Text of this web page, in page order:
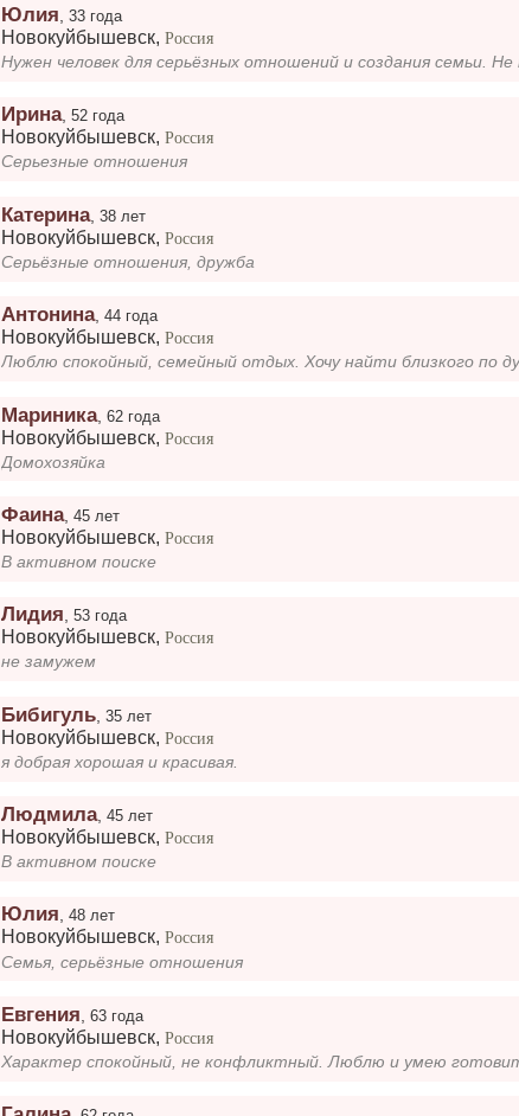
Юлия ,33 года
Новокуйбышевск,Россия
Нужен человек для серьёзных отношений и создания семьи.
Ирина,52 года
Новокуйбышевск,Россия
Серьезные отношения
Катерина,38 лет
Новокуйбышевск,Россия
Серьёзные отношения, дружба
Антонина,44 года
Новокуйбышевск,Россия
Мариника,62 года
Новокуйбышевск,Россия
Домохозяйка
Фаина,45 лет
Новокуйбышевск,Россия
В активном поиске
Лидия,53 года
Новокуйбышевск,Россия
не замужем
Бибигуль ,35 лет
Новокуйбышевск,Россия
я добрая хорошая и красивая.
Людмила,45 лет
Новокуйбышевск,Россия
В активном поиске
Юлия,48 лет
Новокуйбышевск,Россия
Семья, серьёзные отношения
Евгения ,63 года
Новокуйбышевск,Россия